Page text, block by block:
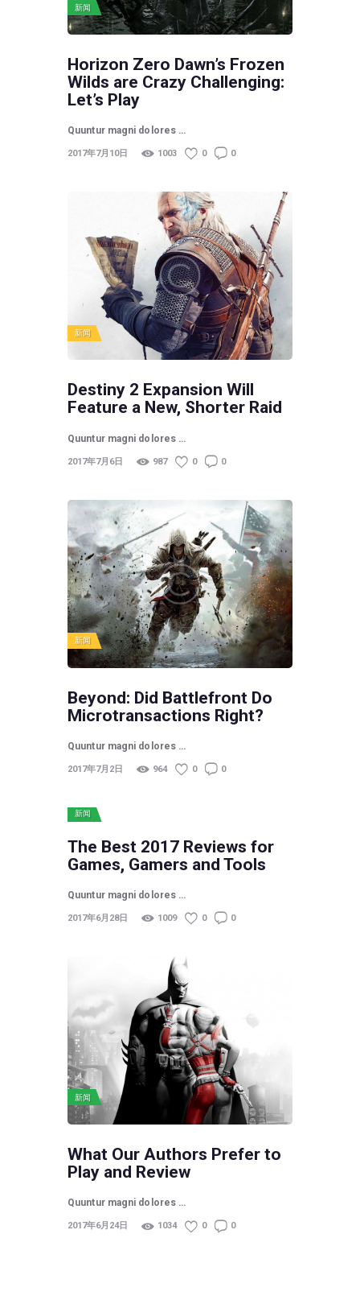
新闻
Horizon Zero Dawn’s Frozen
Wilds are Crazy Challenging:
Let’s Play
Quuntur magni dolores …
2017年7月10日 1003 0 0
新闻
Destiny 2 Expansion Will
Feature a New, Shorter Raid
Quuntur magni dolores …
2017年7月6日 987 0 0
新闻
Beyond: Did Battlefront Do
Microtransactions Right?
Quuntur magni dolores …
2017年7月2日 964 0 0
新闻
The Best 2017 Reviews for
Games, Gamers and Tools
Quuntur magni dolores …
2017年6月28日 1009 0 0
新闻
What Our Authors Prefer to
Play and Review
Quuntur magni dolores …
2017年6月24日 1034 0 0